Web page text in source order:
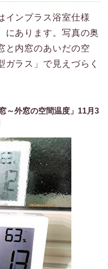
インプラス浴室仕様
にあります。写真の奥
と内窓のあいだの空
ガラス」で見えづらく
～外窓の空間温度」11月3